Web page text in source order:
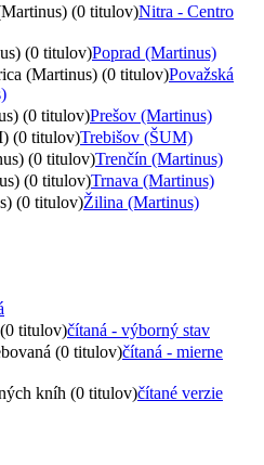
(0 titulov)Nitra - Centro
(0 titulov)Poprad (Martinus)
(Martinus) (0 titulov)Považská
(0 titulov)Prešov (Martinus)
(0 titulov)Trebišov (ŠUM)
(0 titulov)Trenčín (Martinus)
(0 titulov)Trnava (Martinus)
(0 titulov)Žilina (Martinus)
titulov)čítaná - výborný stav
(0 titulov)čítaná - mierne
kníh (0 titulov)čítané verzie